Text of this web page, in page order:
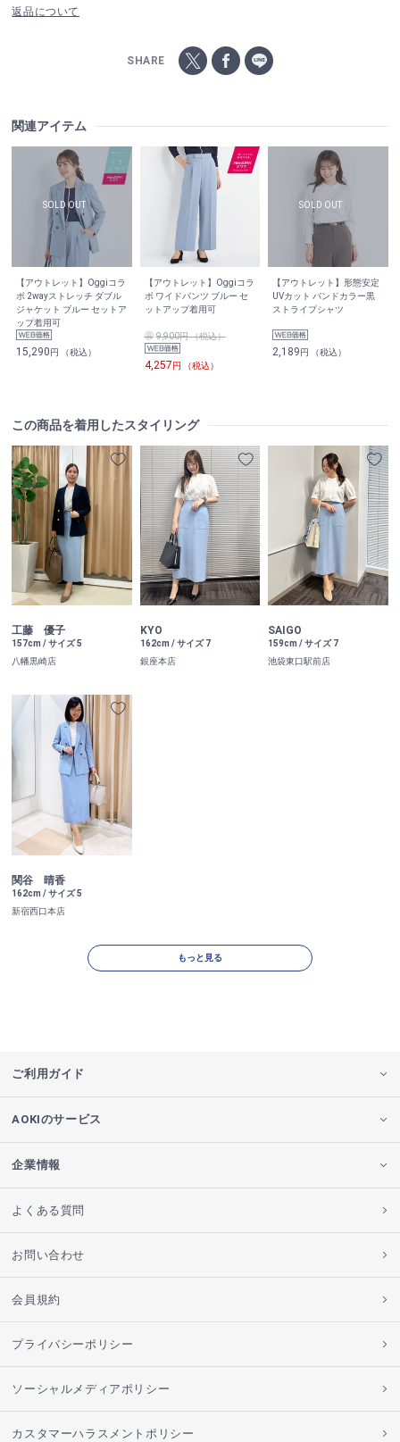
返品について
SHARE
関連アイテム
【アウトレット】Oggiコラ
ボ 2wayストレッチ ダブル
ジャケット ブルー セットア
ップ着用可
15,290円 （税込）
【アウトレット】Oggiコラ
ボ ワイドパンツ ブルー セ
ットアップ着用可
9,900円 （税込）
4,257円 （税込）
【アウトレット】形態安定
UVカット バンドカラー黒
ストライプシャツ
2,189円 （税込）
この商品を着用したスタイリング
工藤 優子
157cm / サイズ 5
八幡黒崎店
KYO
162cm / サイズ 7
銀座本店
SAIGO
159cm / サイズ 7
池袋東口駅前店
関谷 晴香
162cm / サイズ 5
新宿西口本店
もっと見る
ご利用ガイド
AOKIのサービス
企業情報
よくある質問
お問い合わせ
会員規約
プライバシーポリシー
ソーシャルメディアポリシー
カスタマーハラスメントポリシー